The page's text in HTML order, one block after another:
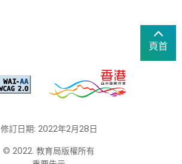
頁首
修訂日期: 2022年2月28日
© 2022. 教育局版權所有